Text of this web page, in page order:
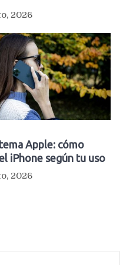
2026
Apple: cómo
iPhone según tu uso
2026